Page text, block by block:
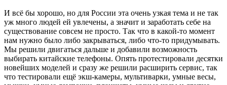
И всё бы хорошо, но для России эта очень узкая тема и не так
уж много людей ей увлечены, а значит и заработать себе на
существование совсем не просто. Так что в какой-то момент
нам нужно было либо закрываться, либо что-то придумывать.
Мы решили двигаться дальше и добавили возможность
выбирать китайские телефоны. Опять протестировали десятки
новейших моделей и сразу же решили расширить сервис, так
что тестировали ещё экш-камеры, мультиварки, умные весы,